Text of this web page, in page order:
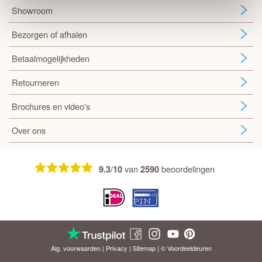
Showroom
Bezorgen of afhalen
Betaalmogelijkheden
Retourneren
Brochures en video's
Over ons
9.3/10van2590beoordelingen
Alg. voorwaarden| Privacy | Sitemap| © Voordeeldeuren